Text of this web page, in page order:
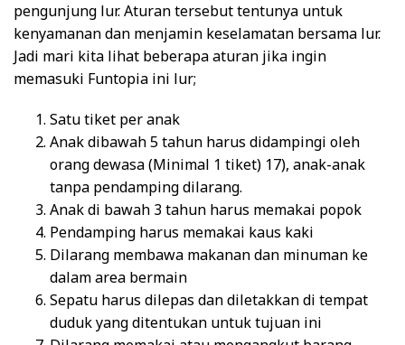
pengunjung lur. Aturan tersebut tentunya untuk
kenyamanan dan menjamin keselamatan bersama lur.
Jadi mari kita lihat beberapa aturan jika ingin
memasuki Funtopia ini lur;
Satu tiket per anak
Anak dibawah 5 tahun harus didampingi oleh
orang dewasa (Minimal 1 tiket) 17), anak-anak
tanpa pendamping dilarang.
Anak di bawah 3 tahun harus memakai popok
Pendamping harus memakai kaus kaki
Dilarang membawa makanan dan minuman ke
dalam area bermain
Sepatu harus dilepas dan diletakkan di tempat
duduk yang ditentukan untuk tujuan ini